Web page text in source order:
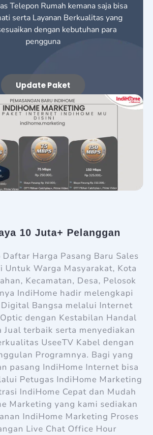
Telepon Rumah kemana saja bisa
serta Layanan Berkualitas yang
dengan kebutuhan para
pengguna
Update Paket
10 Juta+ Pelanggan
Daftar Harga Pasang Baru Sales
Warga Masyarakat, Kota
Kecamatan, Desa, Pelosok
IndiHome hadir melengkapi
Bangsa melalui Internet
dengan Kestabilan Handal
Jual terbaik serta menyediakan
UseeTV Kabel dengan
Programnya. Bagi yang
pasang IndiHome Internet bisa
Petugas IndiHome Marketing
IndiHome Cepat dan Mudah
Marketing yang kami sediakan
IndiHome Marketing Proses
Live Chat Office Hour